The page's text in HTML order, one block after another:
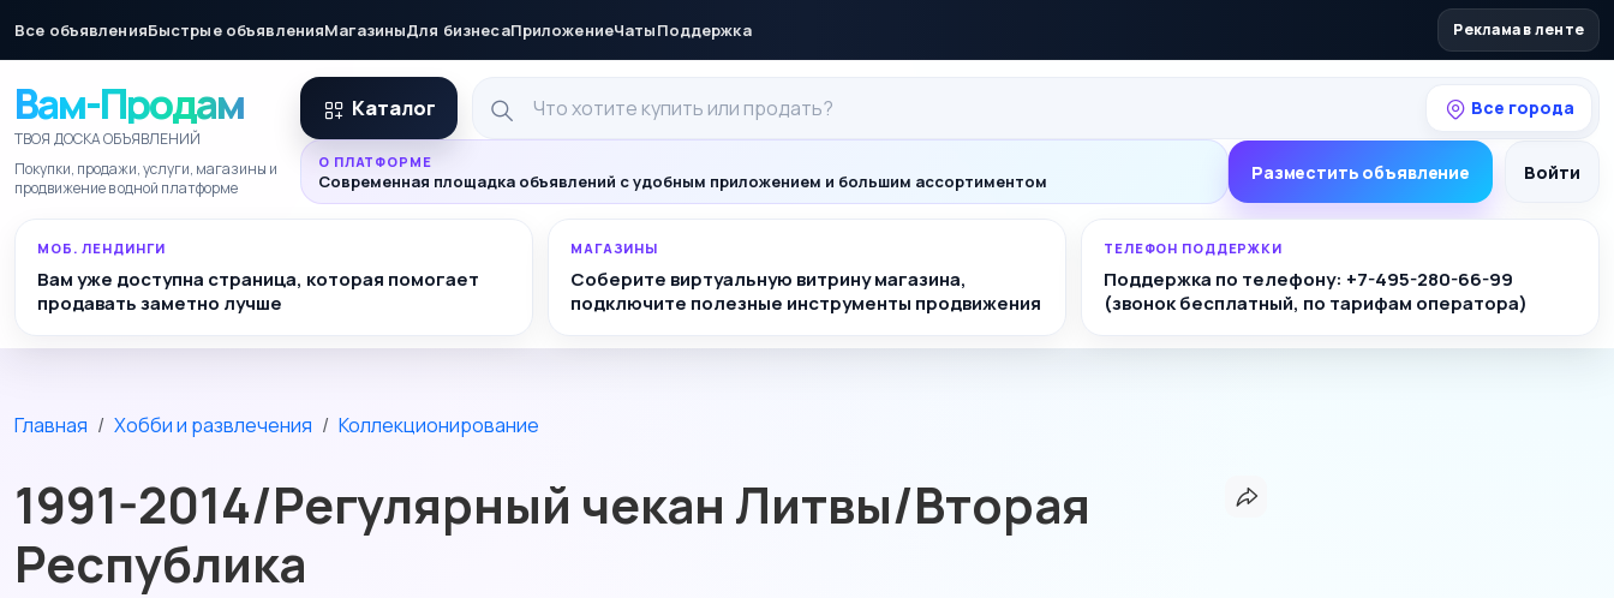
Все объявленияБыстрые объявленияМагазиныДля бизнесаПриложениеЧатыПоддержка Реклама в ленте
Вам-Продам
ТВОЯ ДОСКА ОБЪЯВЛЕНИЙ
Покупки, продажи, услуги, магазины и
продвижение в одной платформе
Каталог Все города
О ПЛАТФОРМЕ
Современная площадка объявлений с удобным приложением и большим ассортиментом Разместить объявление Войти
МОБ. ЛЕНДИНГИ
Вам уже доступна страница, которая помогает
продавать заметно лучше
МАГАЗИНЫ
Соберите виртуальную витрину магазина,
подключите полезные инструменты продвижения
ТЕЛЕФОН ПОДДЕРЖКИ
Поддержка по телефону: +7-495-280-66-99
(звонок бесплатный, по тарифам оператора)
Главная Хобби и развлечения Коллекционирование
1991-2014/Регулярный чекан Литвы/Вторая
Республика